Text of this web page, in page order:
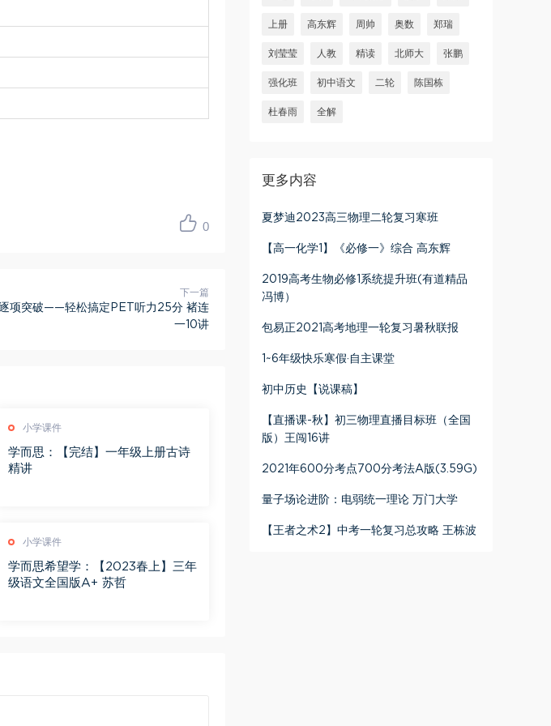
0
下一篇
逐项突破——轻松搞定PET听力25分 褚连
一10讲
小学课件
学而思：【完结】一年级上册古诗
精讲
小学课件
学而思希望学：【2023春上】三年
级语文全国版A+ 苏哲
上册 高东辉 周帅 奥数 郑瑞
刘莹莹 人教 精读 北师大 张鹏
强化班 初中语文 二轮 陈国栋
杜春雨 全解
更多内容
夏梦迪2023高三物理二轮复习寒班
【高一化学1】《必修一》综合 高东辉
2019高考生物必修1系统提升班(有道精品
冯博）
包易正2021高考地理一轮复习暑秋联报
1~6年级快乐寒假·自主课堂
初中历史【说课稿】
【直播课-秋】初三物理直播目标班（全国
版）王闯16讲
2021年600分考点700分考法A版(3.59G)
量子场论进阶：电弱统一理论 万门大学
【王者之术2】中考一轮复习总攻略 王栋波